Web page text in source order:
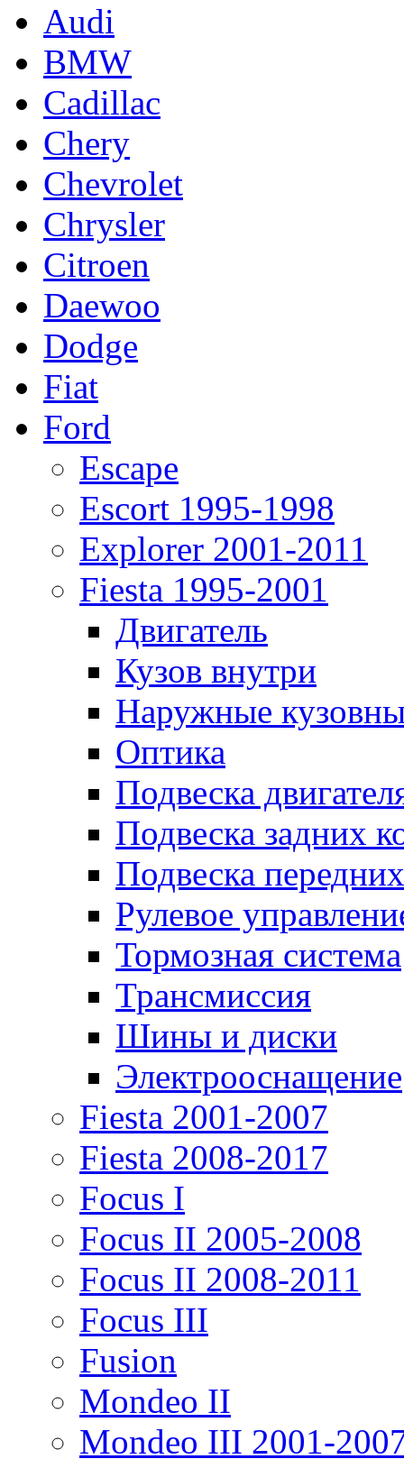
Audi
BMW
Cadillac
Chery
Chevrolet
Chrysler
Citroen
Daewoo
Dodge
Fiat
Ford
Escape
Escort 1995-1998
Explorer 2001-2011
Fiesta 1995-2001
Двигатель
Кузов внутри
Наружные
Оптика
Подвеска
Подвеска задних
Подвеска
Рулевое
Тормозная система
Трансмиссия
Шины и диски
Электрооснащение
Fiesta 2001-2007
Fiesta 2008-2017
Focus I
Focus II 2005-2008
Focus II 2008-2011
Focus III
Fusion
Mondeo II
Mondeo III 2001-